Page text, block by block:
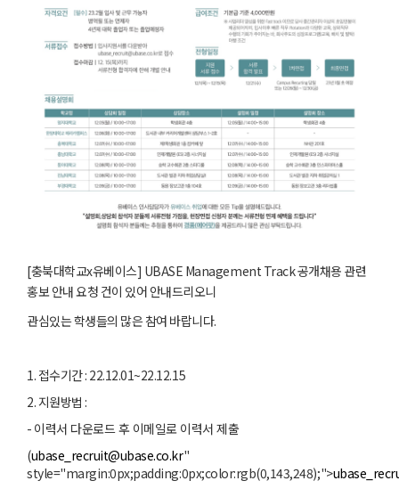
[충북대학교x유베이스] UBASE Management Track 공개채용 관련
홍보 안내 요청 건이 있어 안내드리오니
관심있는 학생들의 많은 참여 바랍니다.
1. 접수기간: 22.12.01~22.12.15
2.지원방법 :
- 이력서 다운로드 후 이메일로 이력서 제출
(ubase_recruit@ubase.co.kr"
style="margin:0px;padding:0px;color:rgb(0,143,248);">